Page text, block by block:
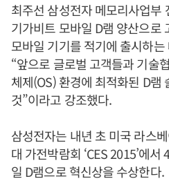
최주선 삼성전자 메모리사업부
기가비트 모바일 D램 양산으로
모바일 기기를 적기에 출시하
“앞으로 글로벌 고객들과 기술
체제(OS) 환경에 최적화된 D램
것”이라고 강조했다.
삼성전자는 내년 초 미국 라스
대 가전박람회 ‘CES 2015’에
일 D램으로 혁신상을 수상한다.